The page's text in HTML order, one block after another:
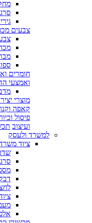
צבעים
חומרים
ואמצעי
מוצרי
קאפה
פיסול
ועיצוב
למשרד ולעסק
ציוד